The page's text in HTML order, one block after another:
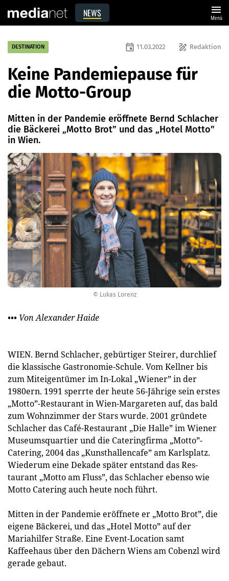
NEWS menu
Menü
© Lukas Lorenz
DESTINATION draw Redaktion
event 11.03.2022
Keine Pandemiepause für
die Motto-Group
Mitten in der Pandemie eröffnete Bernd Schlacher
die Bäckerei „Motto Brot” und das „Hotel Motto”
in Wien.
••• Von Alexander Haide
WIEN. Bernd Schlacher, gebürtiger Steirer, durchlief
die klassische Gastronomie-Schule. Vom Kellner bis
zum Miteigentümer im In-Lokal „Wiener” in der
1980ern. 1991 sperrte der heute 56-Jährige sein erstes
„Motto”-Restaurant in Wien-Margareten auf, das bald
zum Wohnzimmer der Stars wurde. 2001 gründete
Schlacher das Café-Restaurant „Die Halle” im Wiener
Museumsquartier und die Cateringfirma „Motto”-
Catering, 2004 das „Kunsthallencafe” am Karlsplatz.
Wiederum eine Dekade später entstand das Res­
taurant „Motto am Fluss”, das Schlacher ebenso wie
Motto Catering auch heute noch führt.
Mitten in der Pandemie eröffnete er „Motto Brot”, die
eigene Bäckerei, und das „Hotel Motto” auf der
Mariahilfer Straße. Eine Event-Location samt
Kaffeehaus über den Dächern Wiens am Cobenzl wird
gerade gebaut.